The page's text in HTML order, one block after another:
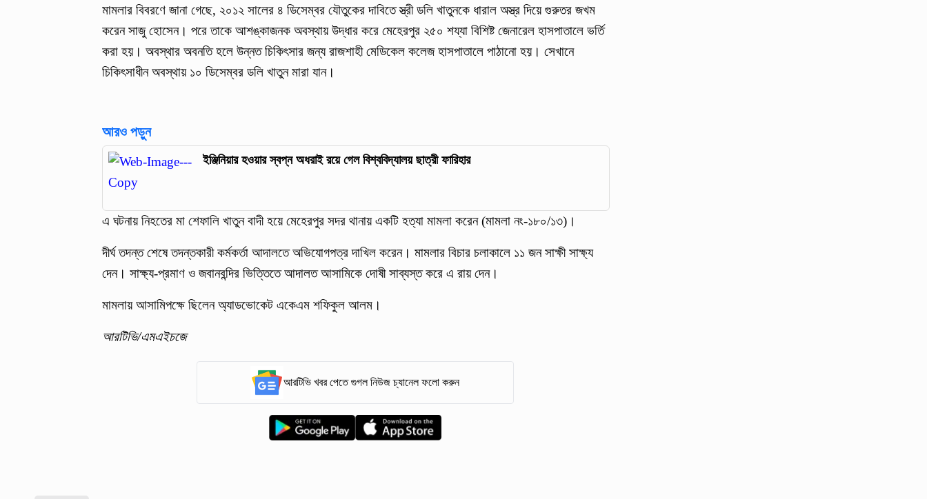
মামলার বিবরণে জানা গেছে, ২০১২ সালের ৪ ডিসেম্বর যৌতুকের দাবিতে স্ত্রী ডলি খাতুনকে ধারাল অস্ত্র দিয়ে গুরুতর জখম
করেন সাজু হোসেন। পরে তাকে আশঙ্কাজনক অবস্থায় উদ্ধার করে মেহেরপুর ২৫০ শয্যা বিশিষ্ট জেনারেল হাসপাতালে ভর্তি
করা হয়। অবস্থার অবনতি হলে উন্নত চিকিৎসার জন্য রাজশাহী মেডিকেল কলেজ হাসপাতালে পাঠানো হয়। সেখানে
চিকিৎসাধীন অবস্থায় ১০ ডিসেম্বর ডলি খাতুন মারা যান।
আরও পড়ুন
ইঞ্জিনিয়ার হওয়ার স্বপ্ন অধরাই রয়ে গেল বিশ্ববিদ্যালয় ছাত্রী ফারিহার
এ ঘটনায় নিহতের মা শেফালি খাতুন বাদী হয়ে মেহেরপুর সদর থানায় একটি হত্যা মামলা করেন (মামলা নং-১৮০/১৩)।
দীর্ঘ তদন্ত শেষে তদন্তকারী কর্মকর্তা আদালতে অভিযোগপত্র দাখিল করেন। মামলার বিচার চলাকালে ১১ জন সাক্ষী সাক্ষ্য
দেন। সাক্ষ্য-প্রমাণ ও জবানবন্দির ভিত্তিতে আদালত আসামিকে দোষী সাব্যস্ত করে এ রায় দেন।
মামলায় আসামিপক্ষে ছিলেন অ্যাডভোকেট একেএম শফিকুল আলম।
আরটিভি/এমএইচজে
আরটিভি খবর পেতে গুগল নিউজ চ্যানেল ফলো করুন